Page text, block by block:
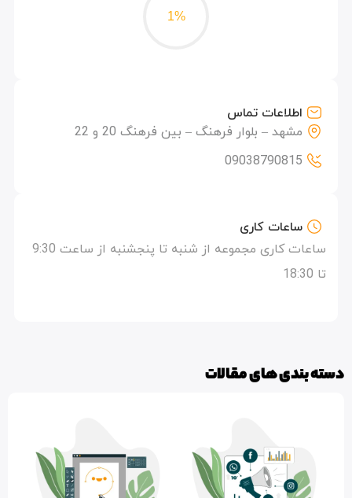
1%
اطلاعات تماس
مشهد – بلوار فرهنگ – بین فرهنگ 20 و 22
09038790815
ساعات کاری
ساعات کاری مجموعه از شنبه تا پنجشنبه از ساعت 9:30
تا 18:30
دسته بندی های مقالات